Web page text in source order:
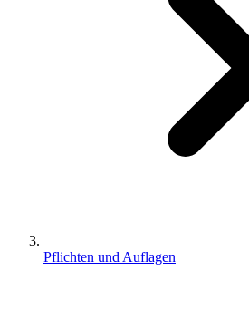
Pflichten und Auflagen